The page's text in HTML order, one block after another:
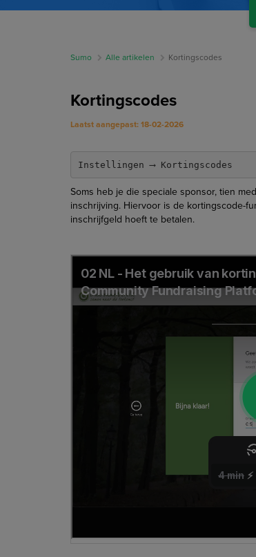
Sumo Alle artikelen Kortingscodes
Kortingscodes
Laatst aangepast: 18-02-2026
Instellingen ⟶ Kortingscodes
Soms heb je die speciale sponsor, tien
inschrijving. Hiervoor is de kortingscode-
inschrijfgeld hoeft te betalen.